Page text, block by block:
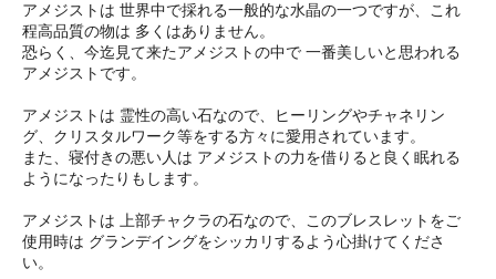
アメジストは 世界中で採れる一般的な水晶の一つですが、これ
程高品質の物は 多くはありません。
恐らく、今迄見て来たアメジストの中で 一番美しいと思われる
アメジストです。
アメジストは 霊性の高い石なので、ヒーリングやチャネリン
グ、クリスタルワーク等をする方々に愛用されています。
また、寝付きの悪い人は アメジストの力を借りると良く眠れる
ようになったりもします。
アメジストは 上部チャクラの石なので、このブレスレットをご
使用時は グランデイングをシッカリするよう心掛けてくださ
い。